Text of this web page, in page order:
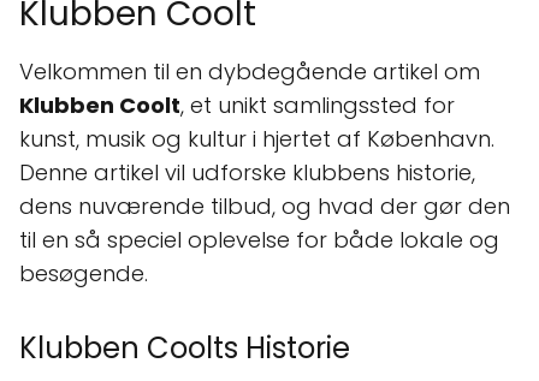
Klubben Coolt
Velkommen til en dybdegående artikel om
Klubben Coolt, et unikt samlingssted for
kunst, musik og kultur i hjertet af København.
Denne artikel vil udforske klubbens historie,
dens nuværende tilbud, og hvad der gør den
til en så speciel oplevelse for både lokale og
besøgende.
Klubben Coolts Historie